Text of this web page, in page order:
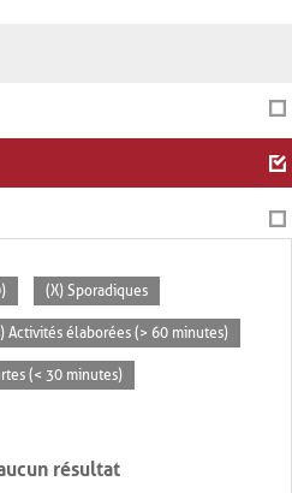
(X) Sporadiques
Activités élaborées (> 60 minutes)
(< 30 minutes)
résultat